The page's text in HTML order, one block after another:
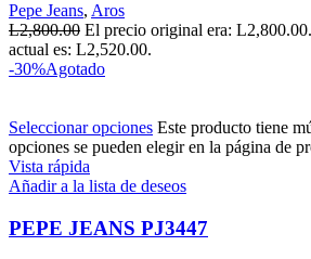
Pepe Jeans, Aros
L2,800.00 El precio original era: L2,800.00.
actual es: L2,520.00.
-30%Agotado
Seleccionar opciones Este producto tiene
opciones se pueden elegir en la página de
Vista rápida
Añadir a la lista de deseos
PEPE JEANS PJ3447